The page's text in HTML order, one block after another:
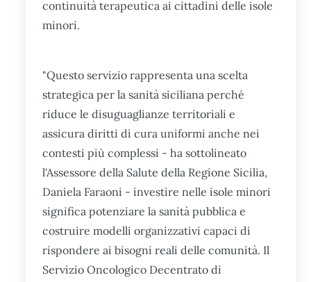
continuità terapeutica ai cittadini delle isole
minori.
"Questo servizio rappresenta una scelta
strategica per la sanità siciliana perché
riduce le disuguaglianze territoriali e
assicura diritti di cura uniformi anche nei
contesti più complessi - ha sottolineato
l'Assessore della Salute della Regione Sicilia,
Daniela Faraoni - investire nelle isole minori
significa potenziare la sanità pubblica e
costruire modelli organizzativi capaci di
rispondere ai bisogni reali delle comunità. Il
Servizio Oncologico Decentrato di